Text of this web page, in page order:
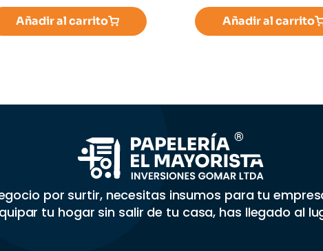
Añadir al carrito Añadir al carrito
por surtir, necesitas insumos para tu
tu hogar sin salir de tu casa, has llegado al